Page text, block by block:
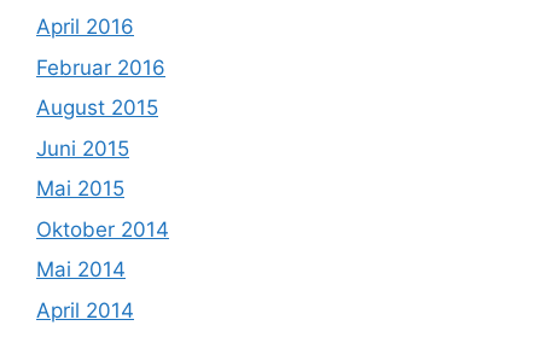
April 2016
Februar 2016
August 2015
Juni 2015
Mai 2015
Oktober 2014
Mai 2014
April 2014